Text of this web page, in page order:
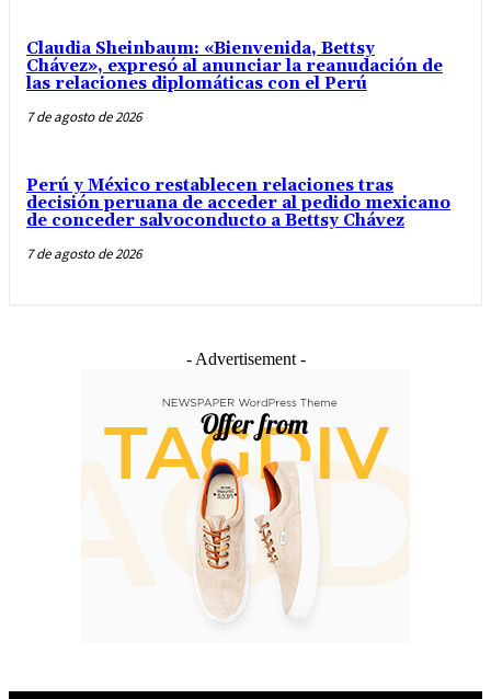
Claudia Sheinbaum: «Bienvenida, Bettsy
Chávez», expresó al anunciar la reanudación de
las relaciones diplomáticas con el Perú
7 de agosto de 2026
Perú y México restablecen relaciones tras
decisión peruana de acceder al pedido mexicano
de conceder salvoconducto a Bettsy Chávez
7 de agosto de 2026
- Advertisement -